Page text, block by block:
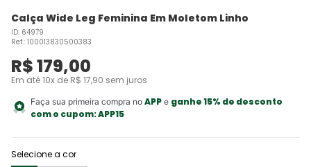
Calça Wide Leg Feminina Em Moletom Linho
ID: 64979
Ref.: 100013830500383
R$179,00
Em até10x de R$ 17,90 sem juros
Faça sua primeira compra no APPe ganhe 15% de desconto
com o cupom:APP15
Selecione a cor